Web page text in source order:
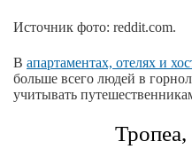
Источник фото: reddit.com.
В апартаментах, отелях и
больше всего людей в
учитывать